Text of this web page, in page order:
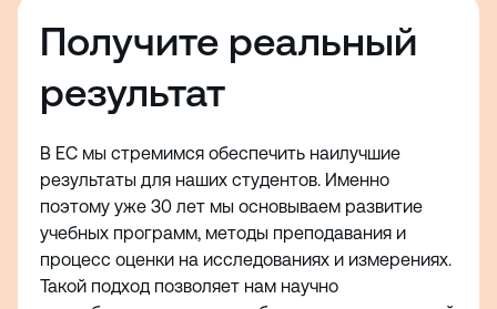
Получите реальный
результат
В EC мы стремимся обеспечить наилучшие
результаты для наших студентов. Именно
поэтому уже 30 лет мы основываем развитие
учебных программ, методы преподавания и
процесс оценки на исследованиях и измерениях.
Такой подход позволяет нам научно